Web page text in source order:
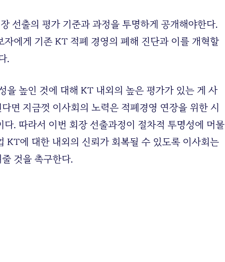
선출의 평가 기준과 과정을 투명하게 공개해야한다.
에게 기존 KT 적폐 경영의 폐해 진단과 이를 개혁할
.
을 높인 것에 대해 KT 내외의 높은 평가가 있는 게 사
면 지금껏 이사회의 노력은 적폐경영 연장을 위한 시
. 따라서 이번 회장 선출과정이 절차적 투명성에 머물
KT에 대한 내외의 신뢰가 회복될 수 있도록 이사회는
것을 촉구한다.